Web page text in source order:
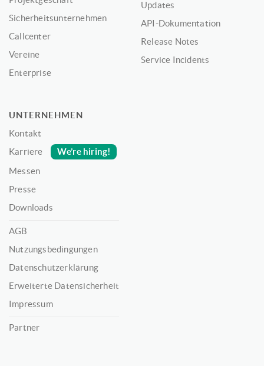
Sicherheitsunternehmen
Callcenter
Vereine
Enterprise
Updates
API-Dokumentation
Release Notes
Service Incidents
UNTERNEHMEN
Kontakt
Karriere
We’re hiring!
Messen
Presse
Downloads
AGB
Nutzungsbedingungen
Datenschutzerklärung
Erweiterte Datensicherheit
Impressum
Partner